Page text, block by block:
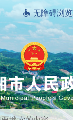
无障碍浏览